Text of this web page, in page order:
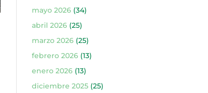
mayo 2026(34)
abril 2026(25)
marzo 2026(25)
febrero 2026(13)
enero 2026(13)
diciembre 2025(25)